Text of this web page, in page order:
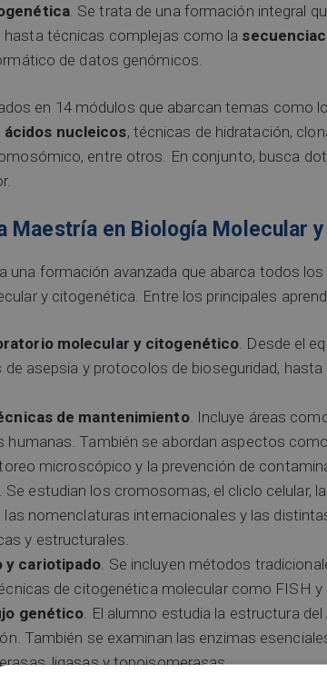
. Se trata de una formación integral
técnicas complejas como la
de datos genómicos.
en 14 módulos que abarcan temas como
nucleicos, técnicas de hidratación,
entre otros. En conjunto, busca
Maestría en Biología Molecular
una formación avanzada que abarca todos
y citogenética. Entre los principales
molecular y citogenético. Desde el
asepsia y protocolos de bioseguridad,
de mantenimiento. Incluye áreas
humanas. También se abordan aspectos
microscópico y la prevención de
Se estudian los cromosomas, el cliclo celular,
las nomenclaturas internacionales y las
y estructurales.
y cariotipado. Se incluyen métodos
de citogenética molecular como FISH y
genético. El alumno estudia la estructura
También se examinan las enzimas
ligasas y topoisomerasas.